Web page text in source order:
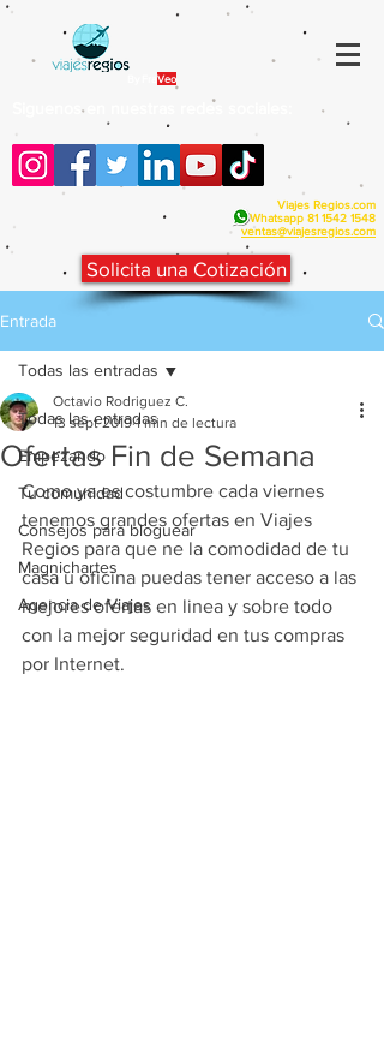
Veo
Siguenos en nuestras redes sociales:
Viajes Regios.com
Whatsapp 81 1542 1548
ventas@viajesregios.com
Solicita una Cotización
Entrada
Todas las entradas
Empezando
Tu comunidad
Consejos para bloguear
Magnichartes
Agencia de Viajes
Todas las entradas
Ofertas Fin de Semana
Octavio Rodriguez C.
13 sept 2019 1 min de lectura
Como ya es costumbre cada viernes
tenemos grandes ofertas en Viajes
Regios para que ne la comodidad de tu
casa u oficina puedas tener acceso a las
mejores ofertas en linea y sobre todo
con la mejor seguridad en tus compras
por Internet.